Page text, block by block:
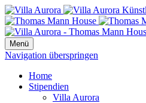
Menü
Navigation überspringen
Home
Stipendien
Villa Aurora